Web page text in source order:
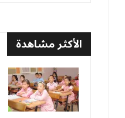
الأكثر مشاهدة